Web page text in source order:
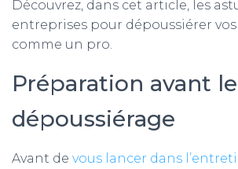
Découvrez, dans cet article, les
entreprises pour dépoussiérer
comme un pro.
Préparation avant le
dépoussiérage
Avant de vous lancer dans